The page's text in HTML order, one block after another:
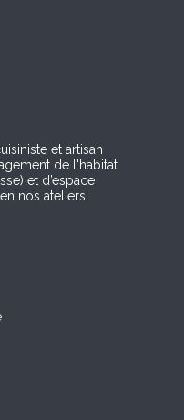
et artisan
de l'habitat
et d’espace
nos ateliers.